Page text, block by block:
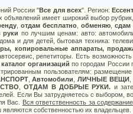
России "Все для всех". Регион:
объявлений имеет широкий выбор
отдам бесплатно обменяю сдам
руки по лучшим ценам: авто:
и для детей, бытовая техника:
копировальные аппараты,
репетиторы. Есть
каталог организаций по городам России
пользователям:
,Автомобили ,ЛИЧНЫЕ ВЕЩИ,
,ОТДАМ В ДОБРЫЕ РУКИ. и
Если Вы затрудняетесь с выбором,
Вас.
Вся ответственность за
собственностью их владельцев.